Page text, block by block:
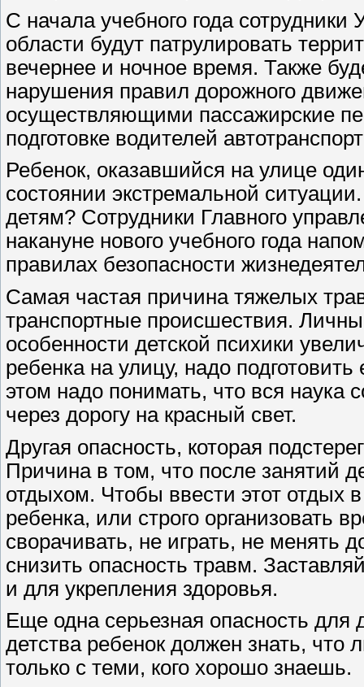
С начала учебного года
области будут патрулировать
вечернее и ночное время. Также
нарушения правил дорожного
осуществляющими пассажирские
подготовке водителей
Ребенок, оказавшийся на улице
состоянии экстремальной
детям? Сотрудники Главного
накануне нового учебного года
правилах безопасности
Самая частая причина тяжелых
транспортные происшествия.
особенности детской психики
ребенка на улицу, надо
этом надо понимать, что вся наука
через дорогу на красный свет.
Другая опасность, которая
Причина в том, что после занятий
отдыхом. Чтобы ввести этот отдых
ребенка, или строго организовать
сворачивать, не играть, не менять
снизить опасность травм.
и для укрепления здоровья.
Еще одна серьезная опасность
детства ребенок должен знать,
только с теми, кого хорошо знаешь.